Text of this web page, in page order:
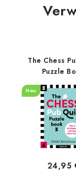
The Chess
Puzzle
Neu
24,95